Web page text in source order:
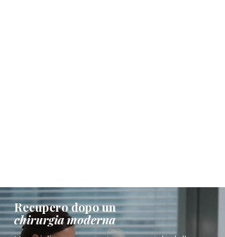
Recupero dopo un
chirurgia moderna